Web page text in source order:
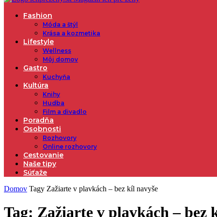
Fashion
Móda a štýl
Krása a kozmetika
Lifestyle
Wellness
Môj domov
Gastro
Kuchyňa
Kultúra
Knihy
Hudba
Film a divadlo
Poradňa
Osobnosti
Rozhovory
Online rozhovory
Cestovanie
Naše tipy
Súťaže
Domov Tagy Zažiarte v plavkách – bez kíl navyše
Tag: Zažiarte v plavkách – bez